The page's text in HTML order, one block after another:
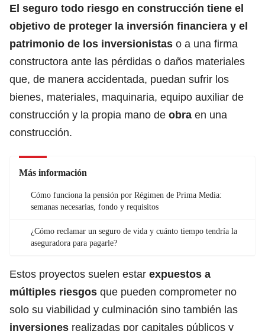
El seguro todo riesgo en construcción tiene el
objetivo de proteger la inversión financiera y el
patrimonio de los inversionistas o a una firma
constructora ante las pérdidas o daños materiales
que, de manera accidentada, puedan sufrir los
bienes, materiales, maquinaria, equipo auxiliar de
construcción y la propia mano de obra en una
construcción.
Más información
Cómo funciona la pensión por Régimen de Prima Media:
semanas necesarias, fondo y requisitos
¿Cómo reclamar un seguro de vida y cuánto tiempo tendría la
aseguradora para pagarle?
Estos proyectos suelen estar expuestos a
múltiples riesgos que pueden comprometer no
solo su viabilidad y culminación sino también las
inversiones realizadas por capitales públicos y